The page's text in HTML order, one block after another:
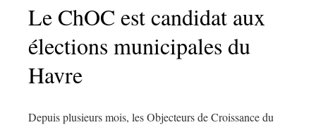
Le ChOC est candidat aux
élections municipales du
Havre
Depuis plusieurs mois, les Objecteurs de Croissance du